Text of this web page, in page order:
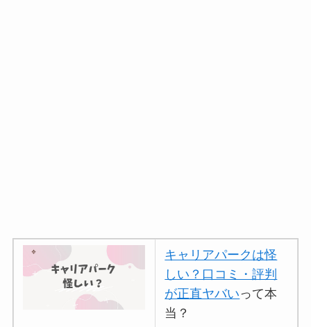
キャリアパークは怪
しい？口コミ・評判
が正直ヤバいって本
当？